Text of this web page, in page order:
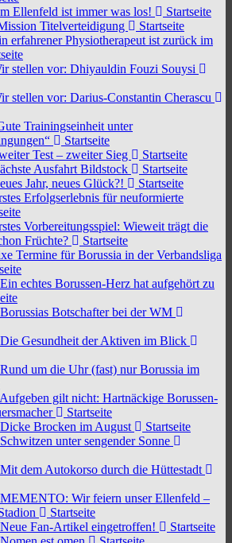
Ellenfeld ist immer was los!
Startseite
Titelverteidigung
Startseite
erfahrener Physiotherapeut ist zurück im
stellen vor: Dhiyauldin Fouzi Souysi
stellen vor: Darius-Constantin Cherascu
Trainingseinheit unter
Startseite
Test – zweiter Sieg
Startseite
Ausfahrt Bildstock
Startseite
Jahr, neues Glück?!
Startseite
Erfolgserlebnis für neuformierte
Vorbereitungsspiel: Wieweit trägt die
Früchte?
Startseite
Termine für Borussia in der Verbandsliga
Ein echtes Borussen-Herz hat aufgehört zu
Borussias Botschafter bei der WM
Die Gesundheit der Aktiven im Blick
Rund um die Uhr (fast) nur Borussia im
Aufgeben gilt nicht: Hartnäckige Borussen-
Startseite
Dicke Brocken im August
Startseite
Schwitzen unter sengender Sonne
Mit dem Autokorso durch die Hüttestadt
MEMENTO: Wir feiern unser Ellenfeld –
Startseite
Neue Fan-Artikel eingetroffen!
Startseite